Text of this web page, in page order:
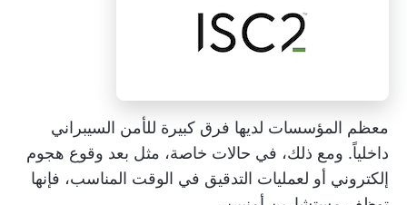
معظم المؤسسات لديها فرق كبيرة للأمن السيبراني
داخلياً. ومع ذلك، في حالات خاصة، مثل بعد وقوع هجوم
إلكتروني أو لعمليات التدقيق في الوقت المناسب، فإنها